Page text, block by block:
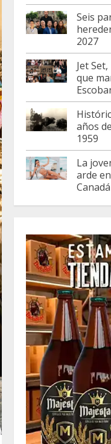
Seis
2027
Jet
que
años
1959
La
arde
Canadá